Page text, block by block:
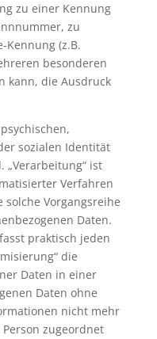
zu einer Kennung
zu
(z.B.
besonderen
kann, die Ausdruck
sozialen Identität
„Verarbeitung“ ist
Verfahren
Vorgangsreihe
Daten.
praktisch jeden
die
Daten in einer
Daten ohne
nicht mehr
zugeordnet